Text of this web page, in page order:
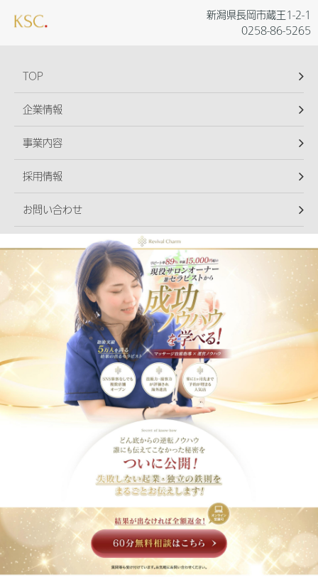
新潟県長岡市蔵王1-2-1
0258-86-5265
TOP
企業情報
事業内容
採用情報
お問い合わせ